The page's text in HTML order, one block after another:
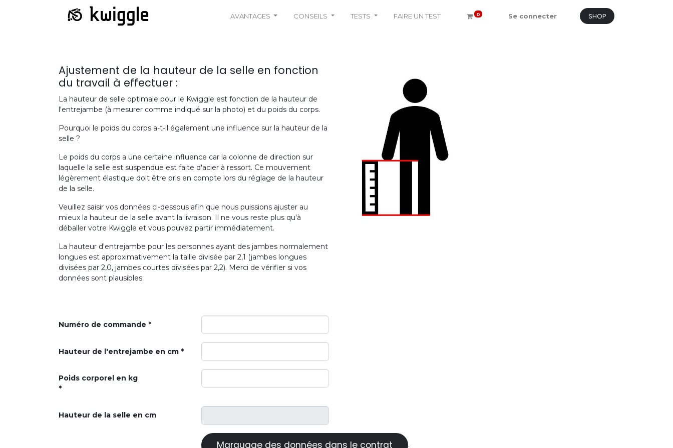
AVANTAGES CONSEILS TESTS FAIRE UN TEST 0 Se connecter SHOP
Ajustement de la hauteur de la selle en fonction
du travail à effectuer :
La hauteur de selle optimale pour le Kwiggle est fonction de la hauteur de
l'entrejambe (à mesurer comme indiqué sur la photo) et du poids du corps.
Pourquoi le poids du corps a-t-il également une influence sur la hauteur de la
selle ?
Le poids du corps a une certaine influence car la colonne de direction sur
laquelle la selle est suspendue est faite d'acier à ressort. Ce mouvement
légèrement élastique doit être pris en compte lors du réglage de la hauteur
de la selle.
Veuillez saisir vos données ci-dessous afin que nous puissions ajuster au
mieux la hauteur de la selle avant la livraison. Il ne vous reste plus qu'à
déballer votre Kwiggle et vous pouvez partir immédiatement.
La hauteur d'entrejambe pour les personnes ayant des jambes normalement
longues est approximativement la taille divisée par 2,1 (jambes longues
divisées par 2,0, jambes courtes divisées par 2,2). Merci de vérifier si vos
données sont plausibles.
Numéro de commande
Hauteur de l'entrejambe en cm
Poids corporel en kg
Hauteur de la selle en cm
Marquage des données dans le contrat .